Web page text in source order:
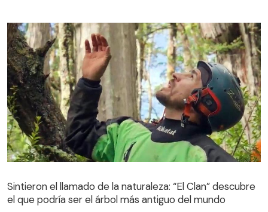
el que podría ser el árbol más antiguo del mundo
Sintieron el llamado de la naturaleza: “El Clan” descubre
el que podría ser el árbol más antiguo del mundo